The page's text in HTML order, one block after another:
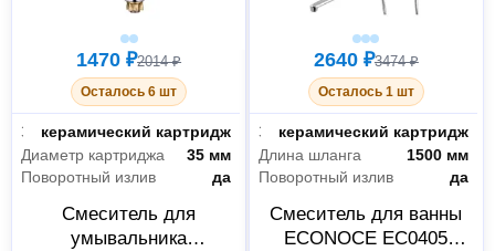
1470 ₽2014 ₽
Осталось 6 шт
Запорный клапанкерамический картридж
Диаметр картриджа
35 мм
Поворотный излив
да
Смеситель для
умывальника
2640 ₽3474 ₽
Осталось 1 шт
Запорный клапанкерамический картридж
Длина шланга
1500 мм
Поворотный излив
да
Смеситель для ванны
ECONOCE EC0405